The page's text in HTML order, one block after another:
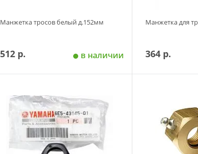
Манжетка тросов белый д.152мм
512 р. в наличии
Манжетка для
364 р.